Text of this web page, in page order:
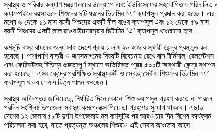
স্বাস্থ্য ও পরিবার কল্যাণ মন্ত্রণালয়ের উদ্যোগে এবং ইউনিসেফের সহযোগিতায় পরিচালিত
ক্যাম্পেইনে বয়সভেদে শিশুদের দুটি ধরনের ভিটামিন ‘এ’ ক্যাপসুল প্রদান করা হচ্ছে। এর
মধ্যে ৬ থেকে ১১ মাস বয়সী শিশুদের একটি নীল রঙের ক্যাপসুল এবং ১২ থেকে ৫৯ মাস
বয়সী শিশুদের একটি লাল রঙের উচ্চমাত্রার ভিটামিন ‘এ’ ক্যাপসুল খাওয়ানো হবে।
কর্মসূচি বাস্তবায়নের জন্য সারা দেশে প্রায় ১ লাখ ২০ হাজার স্থায়ী কেন্দ্র প্রস্তুত করা
হয়েছে। পাশাপাশি যাত্রী ও জনসমাগমের বিষয়টি বিবেচনায় রেখে বাস টার্মিনাল, রেলস্টেশন
এবং ফেরিঘাটসহ বিভিন্ন গুরুত্বপূর্ণ স্থানে অতিরিক্ত প্রায় ৫০০টি অস্থায়ী কেন্দ্র স্থাপন
করা হয়েছে। এসব কেন্দ্রে প্রশিক্ষিত স্বাস্থ্যকর্মী ও স্বেচ্ছাসেবীরা শিশুদের ভিটামিন ‘এ’
ক্যাপসুল খাওয়ানোর দায়িত্ব পালন করছেন।
স্বাস্থ্য অধিদপ্তর জানিয়েছে, নির্ধারিত দিনে কোনো শিশু ক্যাপসুল গ্রহণ করতে না পারলে
পরদিন সংশ্লিষ্ট উপজেলা স্বাস্থ্য কমপ্লেক্সে গিয়ে তা গ্রহণের সুযোগ থাকবে। এছাড়া
দেশের ১২ জেলার ৫৮টি দুর্গম উপজেলায় মূল কর্মসূচির পর আরও চার দিন বিশেষ কার্যক্রম
পরিচালনা করা হবে, যাতে প্রত্যন্ত অঞ্চলের শিশুরাও এই সেবার আওতায় আসে।